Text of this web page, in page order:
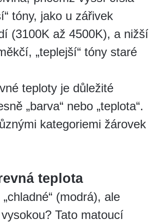
tóny, jako u zářivek
(3100K až 4500K), a nižší
„teplejší“ tóny staré
teploty je důležité
„barva“ nebo „teplota“.
kategoriemi žárovek
teplota
(modrá), ale
Tato matoucí